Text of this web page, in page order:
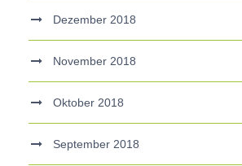
Dezember 2018
November 2018
Oktober 2018
September 2018